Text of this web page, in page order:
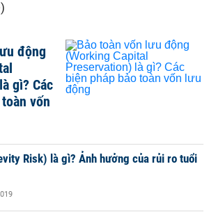
)
động
gì? Các
vốn
Risk) là gì? Ảnh hưởng của rủi ro tuổi